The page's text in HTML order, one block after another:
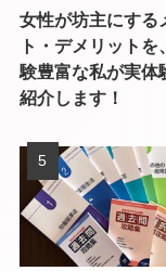
女性が坊主にする
ト・デメリットを
験豊富な私が実体
紹介します！